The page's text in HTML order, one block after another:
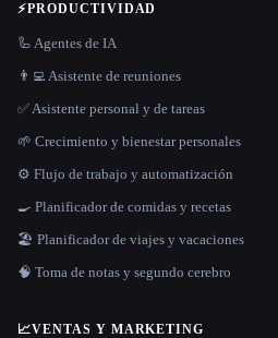
⚡PRODUCTIVIDAD
🦾 Agentes de IA
👨‍💻 Asistente de reuniones
✅ Asistente personal y de tareas
🌱 Crecimiento y bienestar personales
⚙️ Flujo de trabajo y automatización
🍳 Planificador de comidas y recetas
🏖 Planificador de viajes y vacaciones
🧠 Toma de notas y segundo cerebro
📈VENTAS Y MARKETING